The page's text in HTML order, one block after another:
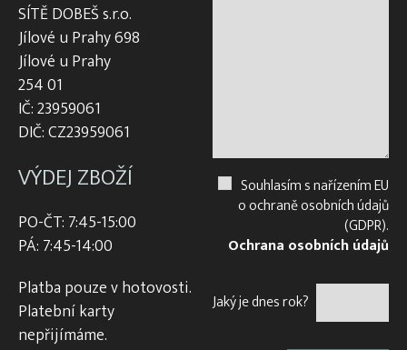
SÍTĚ DOBEŠ s.r.o.
Jílové u Prahy 698
Jílové u Prahy
254 01
IČ: 23959061
DIČ: CZ23959061
VÝDEJ ZBOŽÍ
PO-ČT: 7:45-15:00
PÁ: 7:45-14:00
Platba pouze v hotovosti.
Platební karty
nepřijímáme.
Souhlasím s nařízením EU
o ochraně osobních údajů
(GDPR).
Ochrana osobních údajů
Jaký je dnes rok?